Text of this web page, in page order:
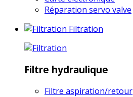
Réparation servo valve
Filtration
Filtre hydraulique
Filtre aspiration/retour